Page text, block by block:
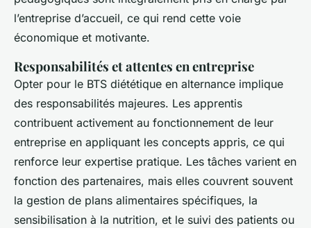
l’entreprise d’accueil, ce qui rend cette voie
économique et motivante.
Responsabilités et attentes en entreprise
Opter pour le BTS diététique en alternance implique
des responsabilités majeures. Les apprentis
contribuent activement au fonctionnement de leur
entreprise en appliquant les concepts appris, ce qui
renforce leur expertise pratique. Les tâches varient en
fonction des partenaires, mais elles couvrent souvent
la gestion de plans alimentaires spécifiques, la
sensibilisation à la nutrition, et le suivi des patients ou